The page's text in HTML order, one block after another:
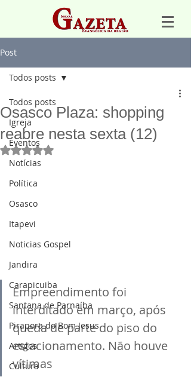
Post
Todos posts
Igreja
Eventos
Notícias
Política
Osasco
Itapevi
Noticias Gospel
Jandira
Carapicuiba
Santana de Parnaíba
Pirapora do Bom Jesus
Artigos
Cultura
Todos posts
Osasco Plaza: shopping
reabre nesta sexta (12)
Avaliado com NaN de 5 estrelas.
Empreendimento foi
interditado em março, após
queda de parte do piso do
estacionamento. Não houve
vítimas